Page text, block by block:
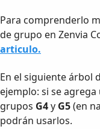
Para comprenderlo
de grupo en Zenvia
articulo.
En el siguiente árbol
ejemplo: si se
grupos G4y G5(en
podrán usarlos.